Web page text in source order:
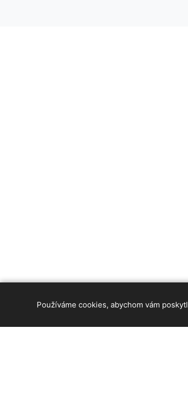
Používáme cookies, abychom vám